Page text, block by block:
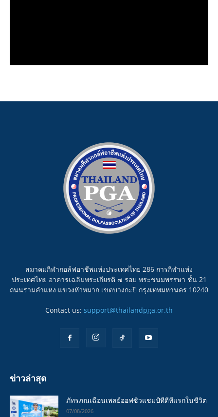
สมาคมกีฬากอล์ฟอาชีพแห่งประเทศไทย 286 การกีฬาแห่ง
ประเทศไทย อาคารเฉลิมพระเกียรติ ๗ รอบ พระชนมพรรษา ชั้น 21
ถนนรามคำแหง แขวงหัวหมาก เขตบางกะปิ กรุงเทพมหานคร 10240
Contact us: support@thailandpga.or.th
ข่าวล่าสุด
ภัทรภณเฉือนเพลย์ออฟซิวแชมป์ทีดีทีแรกในชีวิต
07/08/2026